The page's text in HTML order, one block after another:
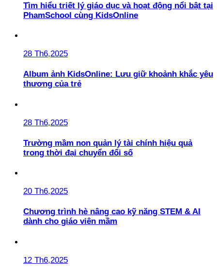
Tìm hiểu triết lý giáo dục và hoạt động nổi bật tại
PhamSchool cùng KidsOnline
28 Th6,2025
Album ảnh KidsOnline: Lưu giữ khoảnh khắc yêu
thương của trẻ
28 Th6,2025
Trường mầm non quản lý tài chính hiệu quả
trong thời đại chuyển đổi số
20 Th6,2025
Chương trình hè nâng cao kỹ năng STEM & AI
dành cho giáo viên mầm
12 Th6,2025